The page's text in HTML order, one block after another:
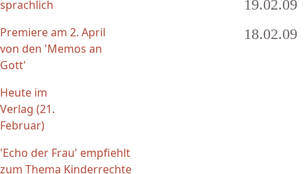
sprachlich
Premiere am 2. April
von den 'Memos an
Gott'
Heute im
Verlag (21.
Februar)
'Echo der Frau' empfiehlt
zum Thema Kinderrechte
19.02.09
18.02.09
Seiten